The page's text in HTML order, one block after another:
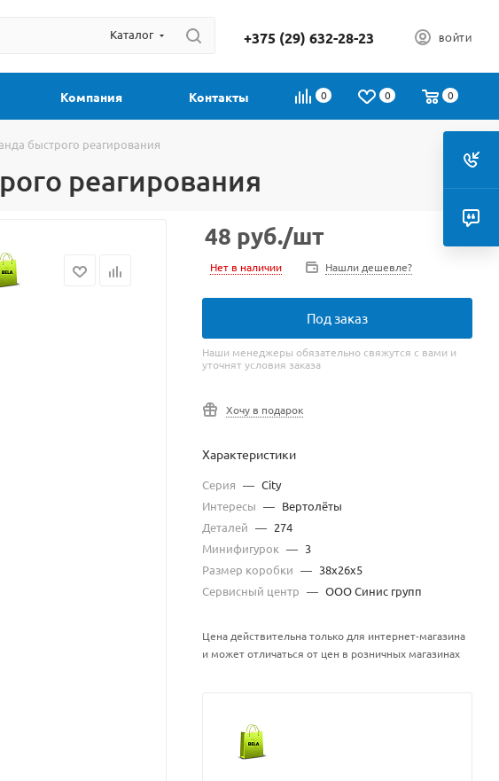
Каталог +375 (29) 632-28-23 ВОЙТИ
0 0 0
Компания Контакты
быстрого реагирования
реагирования
48 руб./шт
Нет в наличии Нашли дешевле?
Под заказ
Наши менеджеры обязательно свяжутся с вами и
уточнят условия заказа
Хочу в подарок
Характеристики
Серия — City
Интересы — Вертолёты
Деталей — 274
Минифигурок — 3
Размер коробки — 38х26х5
Сервисный центр — ООО Синис групп
Цена действительна только для интернет-магазина
и может отличаться от цен в розничных магазинах